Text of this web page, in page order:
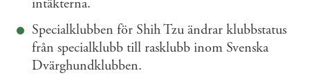
intäkterna.
Specialklubben för Shih Tzu ändrar klubbstatus
från specialklubb till rasklubb inom Svenska
Dvärghundklubben.